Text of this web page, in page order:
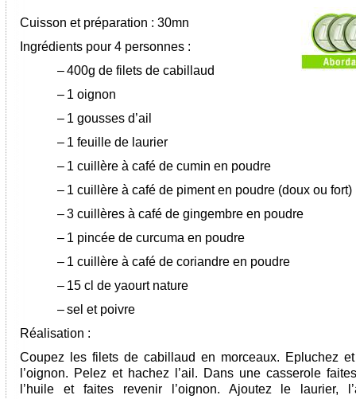
Cuisson et préparation : 30mn
Ingrédients pour 4 personnes :
–400g de filets de cabillaud
– 1 oignon
– 1 gousses d’ail
– 1 feuille de laurier
– 1 cuillère à café de cumin en poudre
– 1 cuillère à café de piment en poudre (doux ou fort)
–3 cuillères à café de gingembre en poudre
– 1 pincée de curcuma en poudre
– 1 cuillère à café de coriandre en poudre
– 15 cl de yaourt nature
–sel et poivre
Réalisation :
Coupez les filets de cabillaud en morceaux. Epluchez
l’oignon. Pelez et hachez l’ail. Dans une casserole
l’huile et faites revenir l’oignon. Ajoutez le laurier,